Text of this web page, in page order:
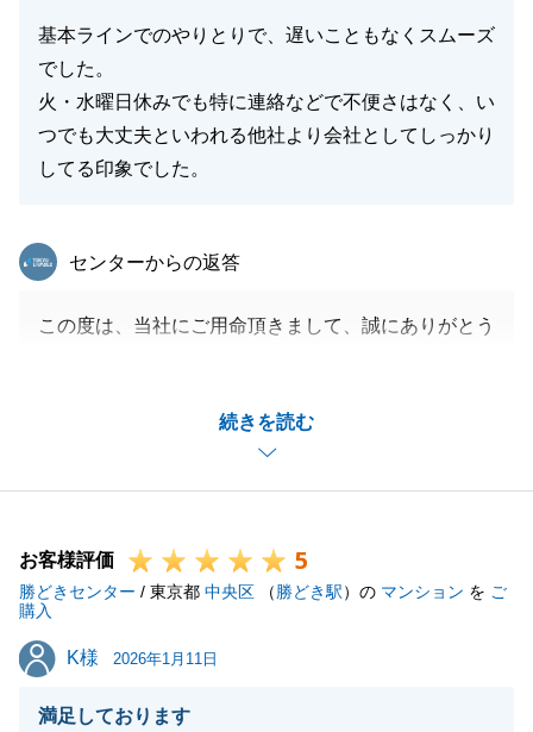
基本ラインでのやりとりで、遅いこともなくスムーズ
でした。
火・水曜日休みでも特に連絡などで不便さはなく、い
つでも大丈夫といわれる他社より会社としてしっかり
してる印象でした。
続きを読む
東急リバブル
センターからの返答
この度は、当社にご用命頂きまして、誠にありがとう
く、ご負担をおかけして申し訳ありませんでした。
O様のご協力のおかげで、無事にお引き渡しまで完了
することができました。
す。
またご不明な点が出てまいりましたら、ご遠慮なくお
申し付けください。よろしくお願いいたします。
お客様評価 5
勝どきセンター / 東京都 中央区 （ 勝どき駅）の マンション を ご
購入
K様
K様 2026年1月11日
満足しております